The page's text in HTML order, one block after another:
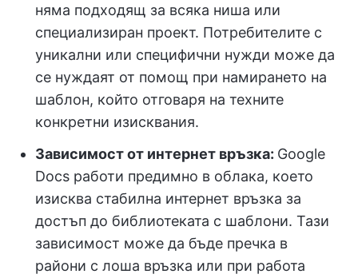
няма подходящ за всяка ниша или
специализиран проект. Потребителите с
уникални или специфични нужди може да
се нуждаят от помощ при намирането на
шаблон, който отговаря на техните
конкретни изисквания.
Зависимост от интернет връзка: Google
Docs работи предимно в облака, което
изисква стабилна интернет връзка за
достъп до библиотеката с шаблони. Тази
зависимост може да бъде пречка в
райони с лоша връзка или при работа